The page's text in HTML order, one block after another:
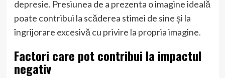
depresie. Presiunea de a prezenta o imagine ideală
poate contribui la scăderea stimei de sine și la
îngrijorare excesivă cu privire la propria imagine.
Factori care pot contribui la impactul
negativ